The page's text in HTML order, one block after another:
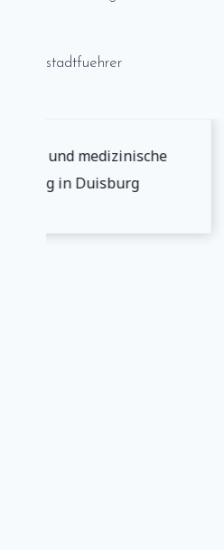
stadtfuehrer
und medizinische
in Duisburg